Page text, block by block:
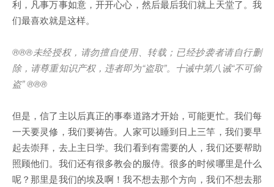
利，凡事万事如意，开开心心，然后最后我们就上天堂了。我
们最喜欢就是这样。
®®®未经授权，请勿擅自使用、转载；已经抄袭者请自行删
除，请尊重知识产权，违者即为“盗取”。十诫中第八诫“不可偷
盗” ®®®
但是，信了主以后真正的事奉道路才开始，可能更忙。我们每
一天要灵修，我们要祷告。人家可以睡到日上三竿，我们要早
起去崇拜，去上主日学。我们看到有需要的人，我们还要帮助
照顾他们。我们还有很多教会的服侍。很多的时候哪里是什么
呢？那里是我们的埃及啊！我不想去那个方向，我们不想去那